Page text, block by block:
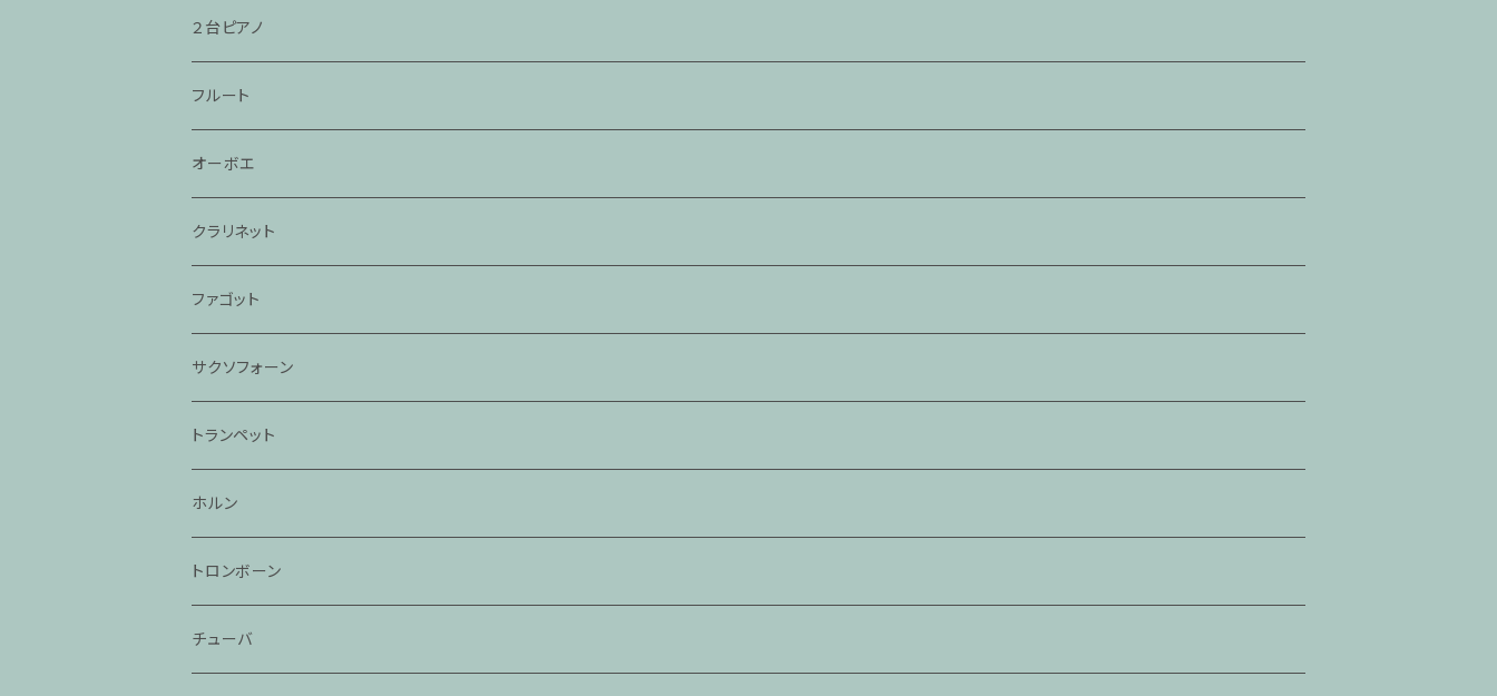
２台ピアノ
フルート
オーボエ
クラリネット
ファゴット
サクソフォーン
トランペット
ホルン
トロンボーン
チューバ